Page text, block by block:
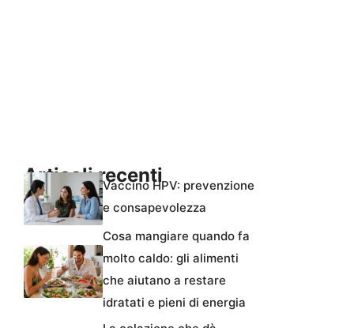
Articoli recentiVaccino HPV: prevenzione
e consapevolezza
Cosa mangiare quando fa
molto caldo: gli alimenti
che aiutano a restare
idratati e pieni di energia